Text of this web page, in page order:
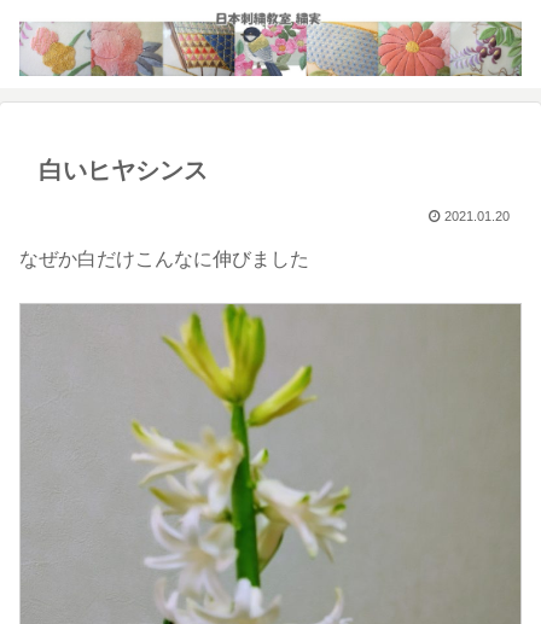
白いヒヤシンス
2021.01.20
なぜか白だけこんなに伸びました